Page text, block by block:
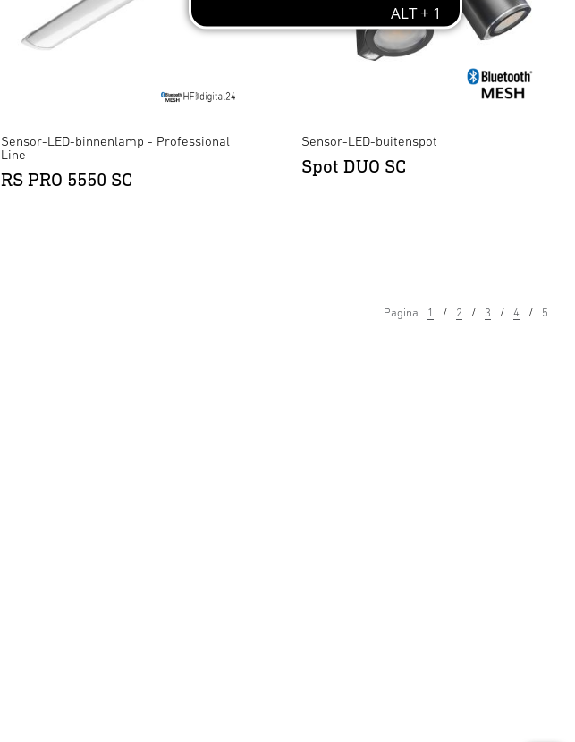
Sensor-LED-binnenlamp - Professional
Line
RS PRO 5550 SC
Sensor-LED-buitenspot
Spot DUO SC
Pagina 1 2 3 4 5